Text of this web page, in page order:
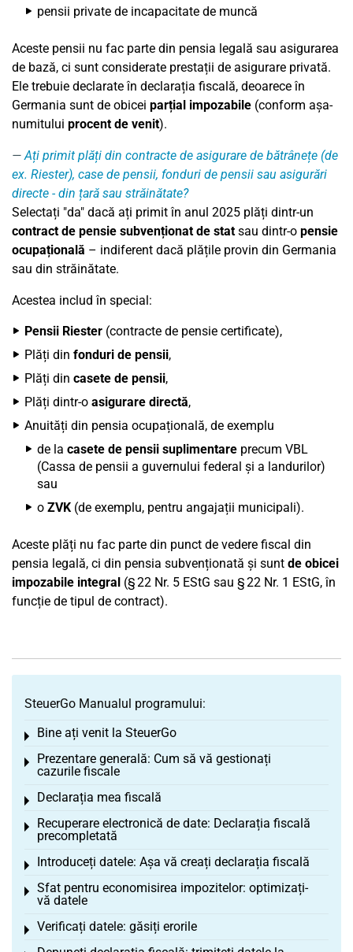
pensii private de incapacitate de muncă
Aceste pensii nu fac parte din pensia legală sau asigurarea
de bază, ci sunt considerate prestații de asigurare privată.
Ele trebuie declarate în declarația fiscală, deoarece în
Germania sunt de obicei parțial impozabile (conform așa-
numitului procent de venit).
Ați primit plăți din contracte de asigurare de bătrânețe (de
ex. Riester), case de pensii, fonduri de pensii sau asigurări
directe - din țară sau străinătate?
Selectați "da" dacă ați primit în anul 2025 plăți dintr-un
contract de pensie subvenționat de statsau dintr-o pensie
ocupațională – indiferent dacă plățile provin din Germania
sau din străinătate.
Acestea includ în special:
Pensii Riester (contracte de pensie certificate),
Plăți din fonduri de pensii,
Plăți din casete de pensii,
Plăți dintr-o asigurare directă,
Anuități din pensia ocupațională, de exemplu
de la casete de pensii suplimentare precum VBL
(Cassa de pensii a guvernului federal și a landurilor)
sau
o ZVK (de exemplu, pentru angajații municipali).
Aceste plăți nu fac parte din punct de vedere fiscal din
pensia legală, ci din pensia subvenționată și sunt de obicei
impozabile integral (§ 22 Nr. 5 EStG sau § 22 Nr. 1 EStG, în
funcție de tipul de contract).
SteuerGo Manualul programului:
Bine ați venit la SteuerGo
Toggle menu
Prezentare generală: Cum să vă gestionați
cazurile fiscale
Toggle menu
Declarația mea fiscală
Toggle menu
Recuperare electronică de date: Declarația fiscală
precompletată
Toggle menu
Introduceți datele: Așa vă creați declarația fiscală
Toggle menu
Sfat pentru economisirea impozitelor: optimizați-
vă datele
Toggle menu
Verificați datele: găsiți erorile
Toggle menu